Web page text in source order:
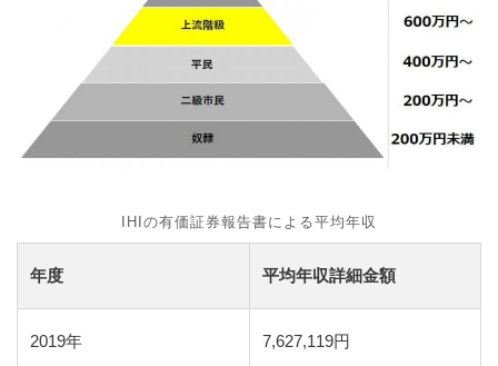
IHIの有価証券報告書による平均年収
年度 平均年収詳細金額
2019年 7,627,119円